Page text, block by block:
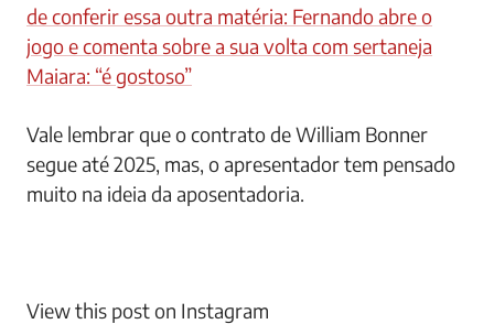
de conferir essa outra matéria: Fernando abre o
jogo e comenta sobre a sua volta com sertaneja
Maiara: “é gostoso”
Vale lembrar que o contrato de William Bonner
segue até 2025, mas, o apresentador tem pensado
muito na ideia da aposentadoria.
View this post on Instagram